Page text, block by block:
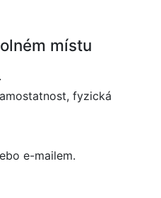
místu
fyzická
e-mailem.